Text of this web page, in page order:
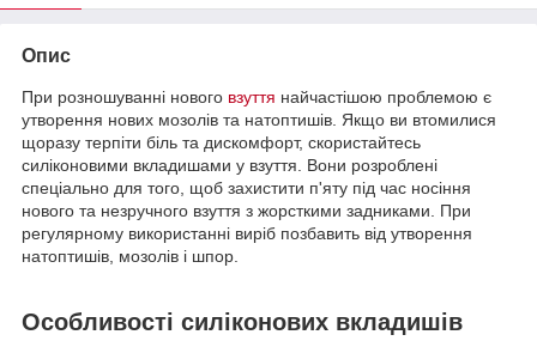
Опис
При розношуванні нового взуття найчастішою проблемою є
утворення нових мозолів та натоптишів. Якщо ви втомилися
щоразу терпіти біль та дискомфорт, скористайтесь
силіконовими вкладишами у взуття. Вони розроблені
спеціально для того, щоб захистити п'яту під час носіння
нового та незручного взуття з жорсткими задниками. При
регулярному використанні виріб позбавить від утворення
натоптишів, мозолів і шпор.
Особливості силіконових вкладишів